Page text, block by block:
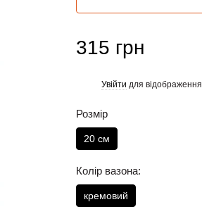
315 грн
Увійти для
Розмір
20 см
Колір вазона:
кремовий